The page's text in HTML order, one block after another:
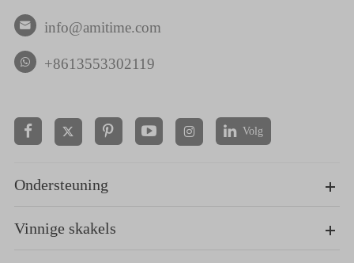
 info@amitime.com
+8613553302119
  Volg
Ondersteuning
Vinnige skakels